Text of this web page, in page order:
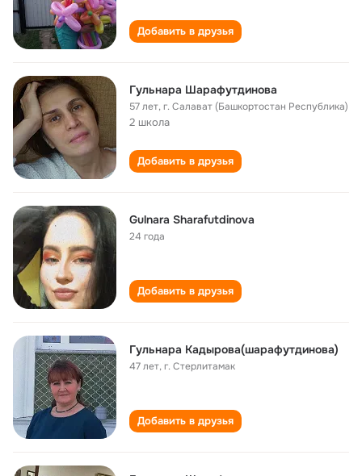
Добавить в друзья
Гульнара Шарафутдинова
57 лет,г. Салават (Башкортостан Республика)
2 школа
Добавить в друзья
Gulnara Sharafutdinova
24 года
Добавить в друзья
Гульнара Кадырова(шарафутдинова)
47 лет,г. Стерлитамак
Добавить в друзья